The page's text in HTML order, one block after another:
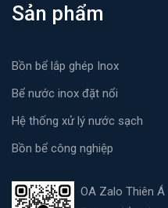
Sản phẩm
Bồn bể lắp ghép Inox
Bể nước inox đặt nổi
Hệ thống xử lý nước sạch
Bồn bể công nghiệp
OA Zalo Thiên Á